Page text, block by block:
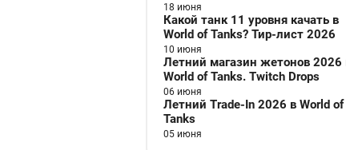
18 июня
Какой танк 11 уровня качать в
World of Tanks? Тир-лист 2026
10 июня
Летний магазин жетонов 2026
World of Tanks. Twitch Drops
06 июня
Летний Trade-In 2026 в World of
Tanks
05 июня